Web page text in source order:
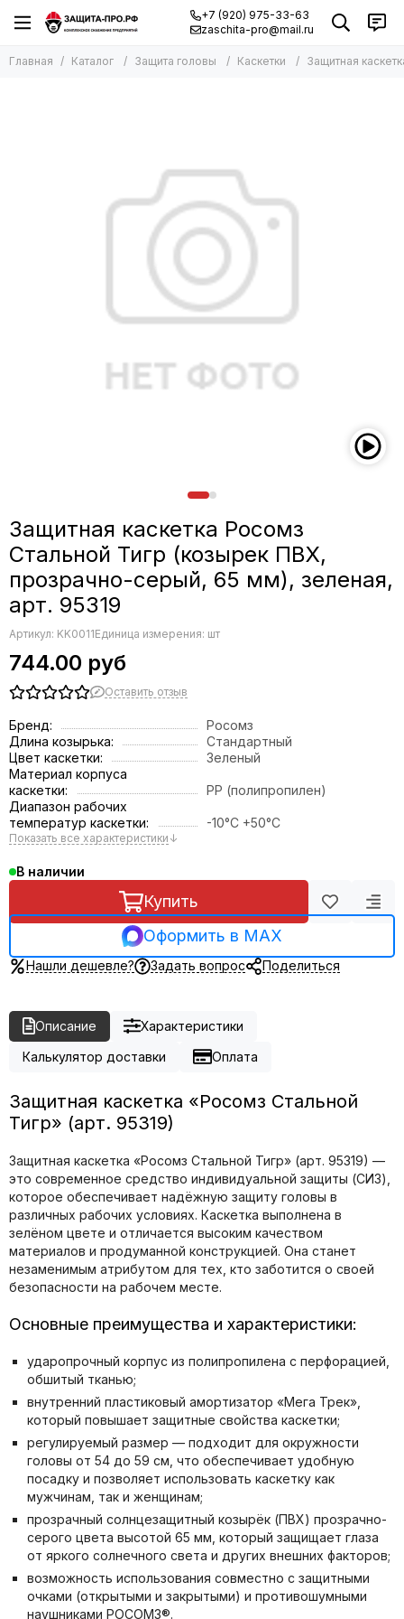
+7 (920) 975-33-63
zaschita-pro@mail.ru
Главная Каталог Защита головы Каскетки Защитная
Защитная каскетка Росомз
Стальной Тигр (козырек ПВХ,
прозрачно-серый, 65 мм), зеленая,
арт. 95319
Артикул: KK0011Единица измерения: шт
744.00 руб
Оставить отзыв
Бренд:
Росомз
Длина козырька:
Стандартный
Цвет каскетки:
Зеленый
Материал корпуса
каскетки:
PP (полипропилен)
Диапазон рабочих
температур каскетки:
-10°C +50°C
Показать все характеристики ↓
В наличии
Купить
Оформить в MAX
Нашли дешевле? Задать вопрос Поделиться
Описание
Характеристики
Калькулятор доставки
Оплата
Защитная каскетка «Росомз Стальной
Тигр» (арт. 95319)
Защитная каскетка «Росомз Стальной Тигр» (арт. 95319) —
это современное средство индивидуальной защиты (СИЗ),
которое обеспечивает надёжную защиту головы в
различных рабочих условиях. Каскетка выполнена в
зелёном цвете и отличается высоким качеством
материалов и продуманной конструкцией. Она станет
незаменимым атрибутом для тех, кто заботится о своей
безопасности на рабочем месте.
Основные преимущества и характеристики:
ударопрочный корпус из полипропилена с перфорацией,
обшитый тканью;
внутренний пластиковый амортизатор «Мега Трек»,
который повышает защитные свойства каскетки;
регулируемый размер — подходит для окружности
головы от 54 до 59 см, что обеспечивает удобную
посадку и позволяет использовать каскетку как
мужчинам, так и женщинам;
прозрачный солнцезащитный козырёк (ПВХ) прозрачно-
серого цвета высотой 65 мм, который защищает глаза
от яркого солнечного света и других внешних факторов;
возможность использования совместно с защитными
очками (открытыми и закрытыми) и противошумными
наушниками РОСОМЗ®.